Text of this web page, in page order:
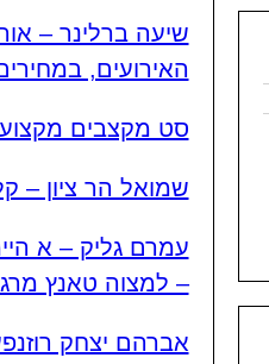
שיעה ברלינר –
האירועים,
סט מקצבים מקצועי
שמואל הר ציון –
עמרם גליק – א
– למצוה טאנץ
אברהם יצחק